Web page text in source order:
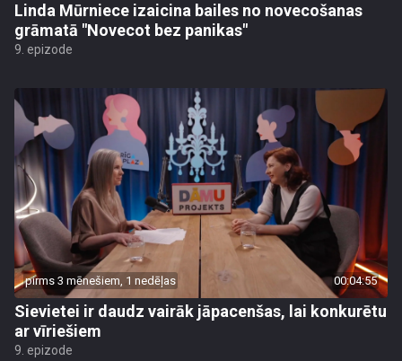
Linda Mūrniece izaicina bailes no novecošanas
grāmatā "Novecot bez panikas"
9. epizode
pirms 3 mēnešiem, 1 nedēļas 00:04:55
Sievietei ir daudz vairāk jāpacenšas, lai konkurētu
ar vīriešiem
9. epizode